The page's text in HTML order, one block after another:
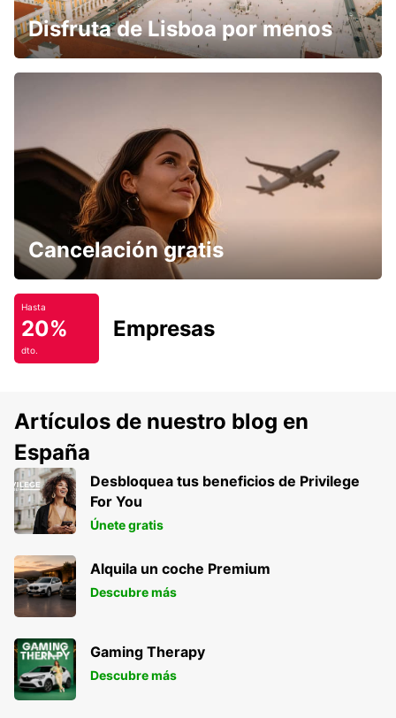
Disfruta de Lisboa por menos
Cancelación gratis
Hasta
20%
dto.
Empresas
Artículos de nuestro blog en
España
Desbloquea tus beneficios de Privilege
For You
Únete gratis
Alquila un coche Premium
Descubre más
Gaming Therapy
Descubre más